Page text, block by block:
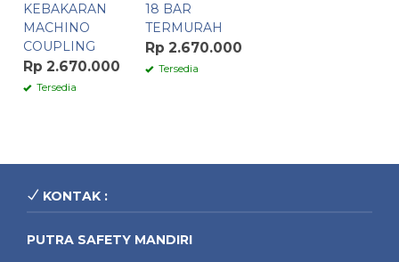
KEBAKARAN
MACHINO
COUPLING
Rp 2.670.000
Tersedia
18 BAR
TERMURAH
Rp 2.670.000
Tersedia
KONTAK :
PUTRA SAFETY MANDIRI